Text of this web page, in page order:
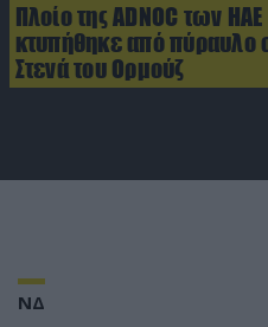
Πλοίο της ADNOC των ΗΑΕ
κτυπήθηκε από πύραυλο
Στενά του Ορμούζ
ΝΔ